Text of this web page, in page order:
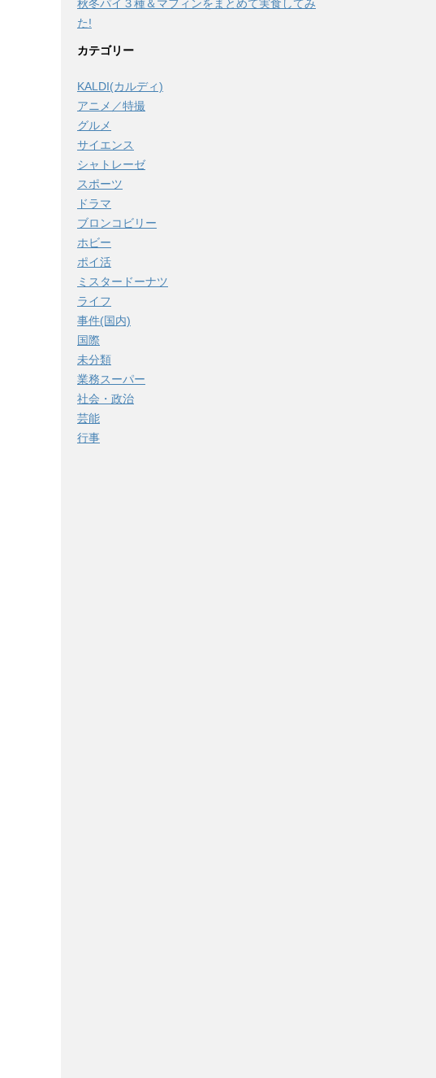
秋冬パイ３種＆マフィンをまとめて実食してみ
た!
カテゴリー
KALDI(カルディ)
アニメ／特撮
グルメ
サイエンス
シャトレーゼ
スポーツ
ドラマ
ブロンコビリー
ホビー
ポイ活
ミスタードーナツ
ライフ
事件(国内)
国際
未分類
業務スーパー
社会・政治
芸能
行事